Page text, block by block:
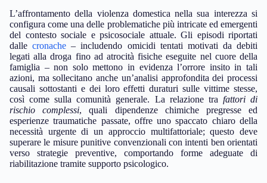
L’affrontamento della violenza domestica nella sua interezza si
configura come una delle problematiche più intricate ed emergenti
del contesto sociale e psicosociale attuale. Gli episodi riportati
dallecronache – includendo omicidi tentati motivati da debiti
legati alla droga fino ad atrocità fisiche eseguite nel cuore della
famiglia – non solo mettono in evidenza l’orrore insito in tali
azioni, ma sollecitano anche un’analisi approfondita dei processi
causali sottostanti e dei loro effetti duraturi sulle vittime stesse,
così come sulla comunità generale. La relazione tra fattori di
rischio complessi, quali dipendenze chimiche pregresse ed
esperienze traumatiche passate, offre uno spaccato chiaro della
necessità urgente di un approccio multifattoriale; questo deve
superare le misure punitive convenzionali con intenti ben orientati
verso strategie preventive, comportando forme adeguate di
riabilitazione tramite supporto psicologico.